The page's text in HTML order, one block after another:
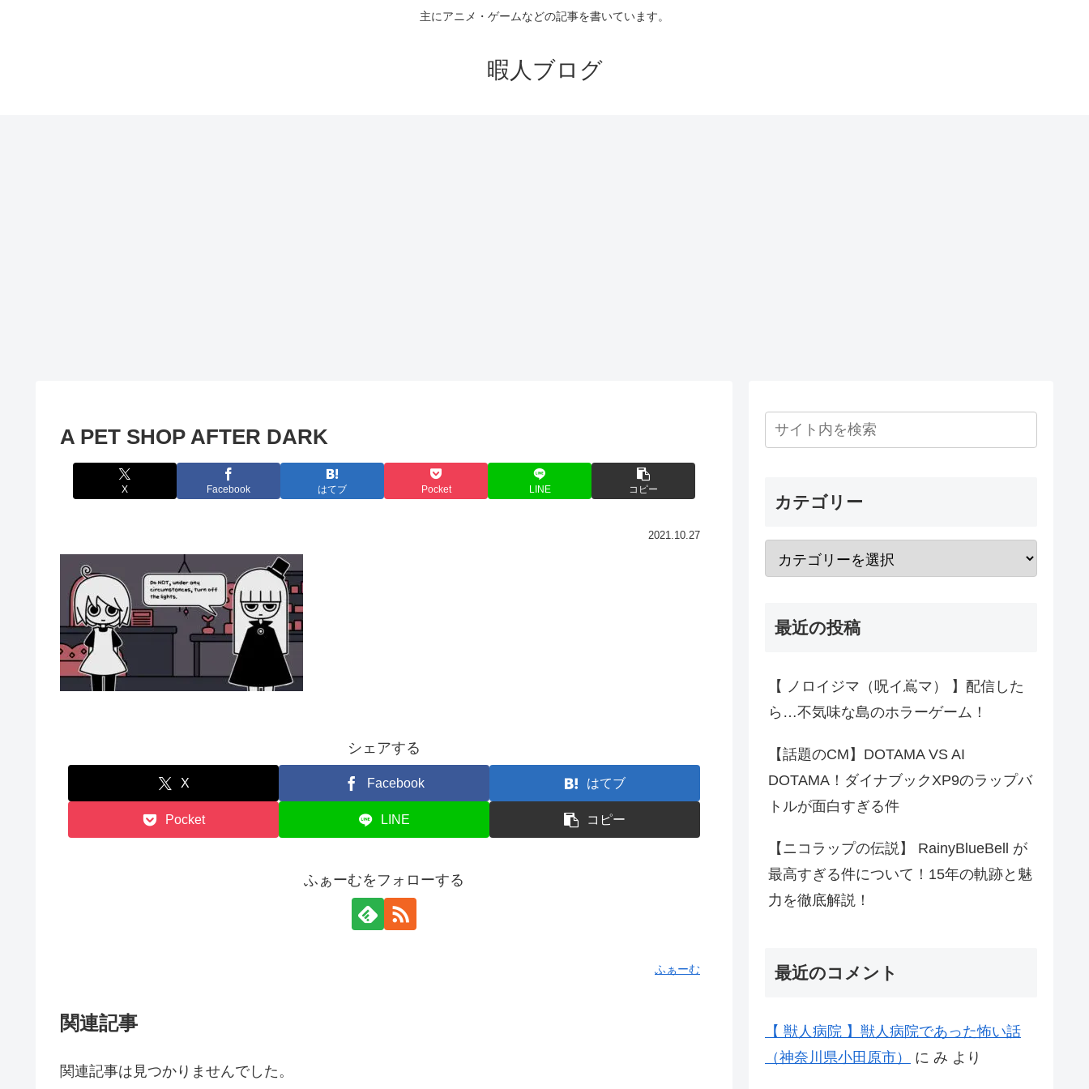
主にアニメ・ゲームなどの記事を書いています。
暇人ブログ
A PET SHOP AFTER DARK
X Facebook はてブ Pocket LINE コピー
2021.10.27
シェアする
X Facebook はてブ
Pocket LINE コピー
ふぁーむをフォローする
ふぁーむ
関連記事
関連記事は見つかりませんでした。
カテゴリー
最近の投稿
【 ノロイジマ（呪イ嶌マ） 】配信した
ら…不気味な島のホラーゲーム！
【話題のCM】DOTAMA VS AI
DOTAMA！ダイナブックXP9のラップバ
トルが面白すぎる件
【ニコラップの伝説】 RainyBlueBell が
最高すぎる件について！15年の軌跡と魅
力を徹底解説！
最近のコメント
【 獣人病院 】獣人病院であった怖い話
（神奈川県小田原市）
に み より